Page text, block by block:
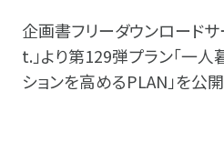
企画書フリーダウンロード
t.」より第129弾プラン「一
ションを高めるPLAN」を公開